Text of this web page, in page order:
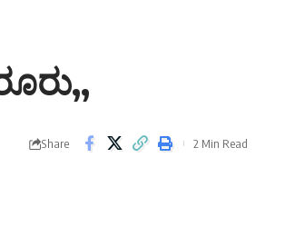
Share 2 Min Read